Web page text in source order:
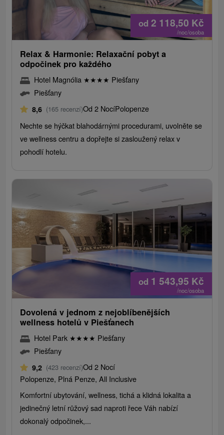
od 2 118,50 Kč
/noc/osoba
Relax & Harmonie: Relaxační pobyt a
odpočinek pro každého
Hotel Magnólia ★★★★ Piešťany
Piešťany
8,6 (165 recenzí)Od 2 NocíPolopenze
Nechte se hýčkat blahodárnými procedurami, uvolněte se
ve wellness centru a dopřejte si zasloužený relax v
pohodlí hotelu.
od 1 543,95 Kč
/noc/osoba
Dovolená v jednom z nejoblíbenějších
wellness hotelů v Piešťanech
Hotel Park ★★★★ Piešťany
Piešťany
9,2 (423 recenzí)Od 2 Nocí
Polopenze, Plná Penze, All Inclusive
Komfortní ubytování, wellness, tichá a klidná lokalita a
jedinečný letní růžový sad naproti řece Váh nabízí
dokonalý odpočinek,...